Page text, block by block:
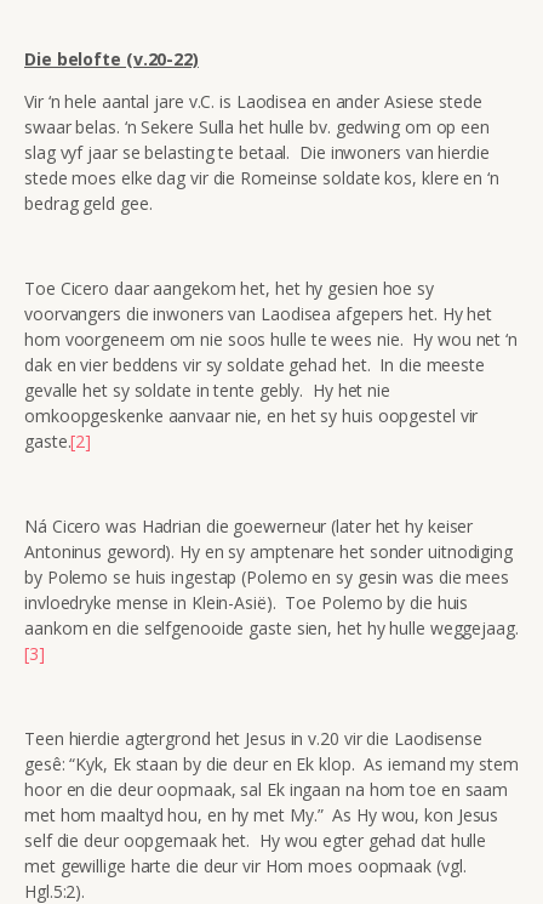
Die belofte (v.20-22)
Vir ‘n hele aantal jare v.C. is Laodisea en ander Asiese stede
swaar belas. ‘n Sekere Sulla het hulle bv. gedwing om op een
slag vyf jaar se belasting te betaal. Die inwoners van hierdie
stede moes elke dag vir die Romeinse soldate kos, klere en ‘n
bedrag geld gee.
Toe Cicero daar aangekom het, het hy gesien hoe sy
voorvangers die inwoners van Laodisea afgepers het. Hy het
hom voorgeneem om nie soos hulle te wees nie. Hy wou net ‘n
dak en vier beddens vir sy soldate gehad het. In die meeste
gevalle het sy soldate in tente gebly. Hy het nie
omkoopgeskenke aanvaar nie, en het sy huis oopgestel vir
gaste.[2]
Ná Cicero was Hadrian die goewerneur (later het hy keiser
Antoninus geword). Hy en sy amptenare het sonder uitnodiging
by Polemo se huis ingestap (Polemo en sy gesin was die mees
invloedryke mense in Klein-Asië). Toe Polemo by die huis
aankom en die selfgenooide gaste sien, het hy hulle weggejaag.
[3]
Teen hierdie agtergrond het Jesus in v.20 vir die Laodisense
gesê: “Kyk, Ek staan by die deur en Ek klop. As iemand my stem
hoor en die deur oopmaak, sal Ek ingaan na hom toe en saam
met hom maaltyd hou, en hy met My.” As Hy wou, kon Jesus
self die deur oopgemaak het. Hy wou egter gehad dat hulle
met gewillige harte die deur vir Hom moes oopmaak (vgl.
Hgl.5:2).